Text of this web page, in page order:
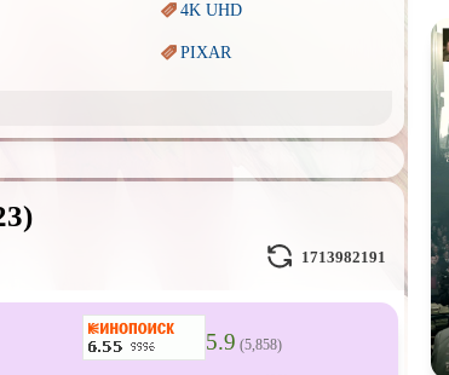
4K UHD
PIXAR
Гении
Комикс
Призраки
Про богатых
1713982191
5.9 (5,858)